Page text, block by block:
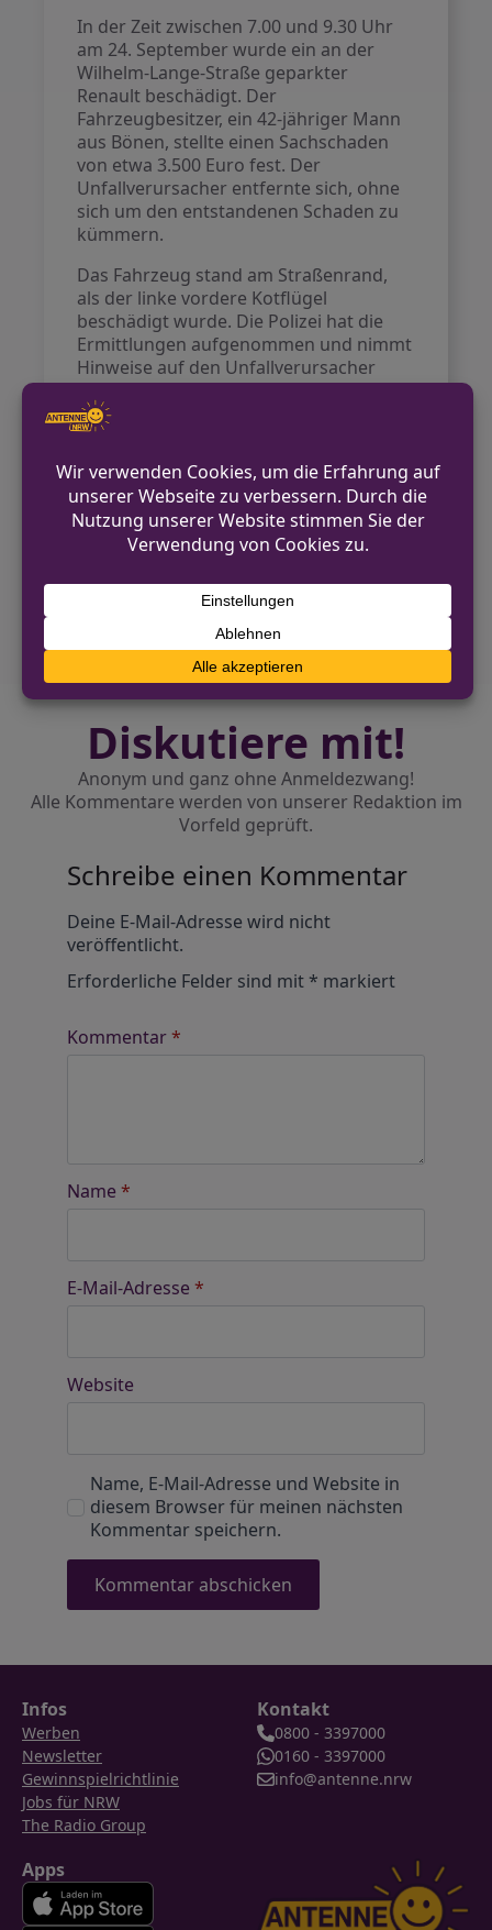
In der Zeit zwischen 7.00 und 9.30 Uhr
am 24. September wurde ein an der
Wilhelm-Lange-Straße geparkter
Renault beschädigt. Der
Fahrzeugbesitzer, ein 42-jähriger Mann
aus Bönen, stellte einen Sachschaden
von etwa 3.500 Euro fest. Der
Unfallverursacher entfernte sich, ohne
sich um den entstandenen Schaden zu
kümmern.
Das Fahrzeug stand am Straßenrand,
als der linke vordere Kotflügel
beschädigt wurde. Die Polizei hat die
Ermittlungen aufgenommen und nimmt
Hinweise auf den Unfallverursacher
entgegen.
VORHERIGER BEITRAG
82-Jährige wird Opfer einer Betrugsmasche
in Hamm
NÄCHSTER BEITRAG
vermisst
Diskutiere mit!
Anonym und ganz ohne Anmeldezwang!
Alle Kommentare werden von unserer Redaktion im
Vorfeld geprüft.
Schreibe einen Kommentar
Deine E-Mail-Adresse wird nicht
veröffentlicht.
Erforderliche Felder sind mit* markiert
Kommentar*
Name *
E-Mail-Adresse *
Website
Name, E-Mail-Adresse und Website in
diesem Browser für meinen nächsten
Kommentar speichern.
Infos
Werben
Newsletter
Gewinnspielrichtlinie
Jobs für NRW
The Radio Group
Kontakt
0800 - 3397000
0160 - 3397000
info@antenne.nrw
Apps